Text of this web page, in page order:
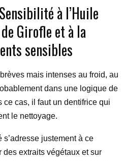
à l’Huile
Girofle et à la
sensibles
mais intenses au froid, au
dans une logique de
cas, il faut un dentifrice qui
le nettoyage.
justement à ce
des extraits végétaux et sur